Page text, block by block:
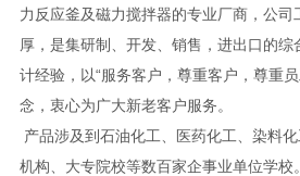
力反应釜及磁力搅拌器的专业厂商，公司
厚，是集研制、开发、销售，进出口的
计经验，以“服务客户，尊重客户，尊重
念，衷心为广大新老客户服务。
产品涉及到石油化工、医药化工、染料
机构、大专院校等数百家企事业单位学校